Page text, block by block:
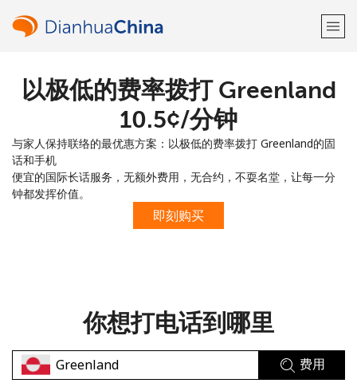
欢迎！
已经有账户了请登录 →
注册使用
以极低的费率拨打 Greenland
⁦10.5¢⁩/分钟
与家人保持联络的最优惠方案：以极低的费率拨打 Greenland的固
话和手机
便宜的国际长话服务，无额外费用，无合约，不耍名堂，让每一分
钟都发挥价值。
即刻购买
你想打电话到哪里
费用